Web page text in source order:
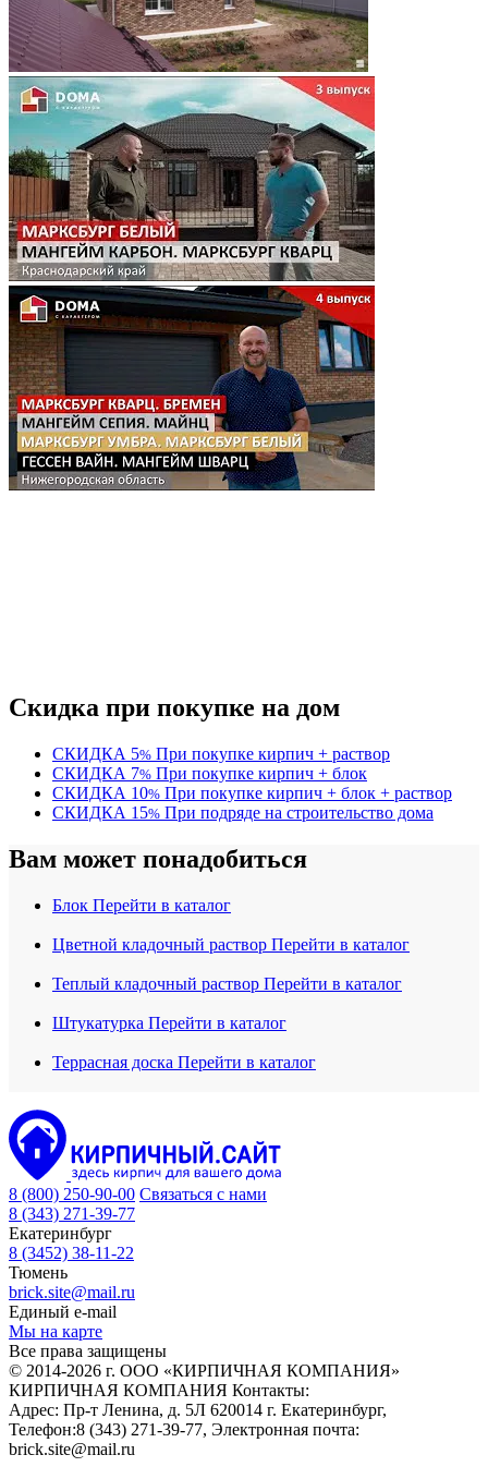
Скидка при покупке на дом
СКИДКА 5% При покупке кирпич + раствор
СКИДКА 7% При покупке кирпич + блок
СКИДКА 10% При покупке кирпич + блок + раствор
СКИДКА 15% При подряде на строительство дома
Вам может понадобиться
Блок Перейти в каталог
Цветной кладочный раствор Перейти в каталог
Теплый кладочный раствор Перейти в каталог
Штукатурка Перейти в каталог
Террасная доска Перейти в каталог
8 (800) 250-90-00 Связаться с нами
8 (343) 271-39-77
Екатеринбург
8 (3452) 38-11-22
Тюмень
brick.site@mail.ru
Единый e-mail
Мы на карте
Все права защищены
© 2014-2026 г. ООО «КИРПИЧНАЯ КОМПАНИЯ»
КИРПИЧНАЯ КОМПАНИЯ Контакты:
Адрес: Пр-т Ленина, д. 5Л 620014 г. Екатеринбург,
Телефон:8 (343) 271-39-77, Электронная почта:
brick.site@mail.ru